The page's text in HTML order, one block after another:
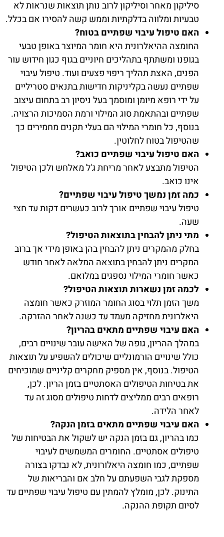
סיליקון מאחר וסיליקון לרוב נותן תוצאות שנראות לא
טבעיות ומלווה בדלקתיות וממש קשה להסירו אם בכלל.
האם טיפול עיבוי שפתיים בטוח?
החומצה ההיאלרונית היא חומר המיוצר באופן טבעי
בגופנו ומשתתף בתהליכים חיוניים בגוף כגון חידוש עור
הפנים, האצת תהליך ריפוי פצעים ועוד. טיפול עיבוי
שפתיים נעשה בקליניקות חדישות בתנאים סטריליים
על ידי רופא מיומן ומוסמך בעל ניסיון רב בתחום עיצוב
שפתיים ובהתאמת סוג המילוי ורמת הסמיכות הרצויה.
בנוסף, כל חומרי המילוי הם בעלי תקנים מחמירים כך
שהטיפול בטוח לחלוטין.
האם טיפול עיבוי שפתיים כואב?
הטיפול מתבצע לאחר מריחת ג'ל מאלחש ולכן הטיפול
אינו כואב.
כמה זמן נמשך טיפול עיבוי שפתיים?
טיפול עיבוי שפתיים אורך לרוב כעשרים דקות עד חצי
שעה.
מתי ניתן להבחין בתוצאות הטיפול?
בחלק מהמקרים ניתן להבחין בהן באופן מידי אך ברוב
המקרים ניתן להבחין בתוצאה המלאה לאחר חודש
כאשר חומרי המילוי נספגים במלואם.
לכמה זמן נשארות תוצאות הטיפול?
משך הזמן תלוי בסוג החומר המוזרק כאשר חומצה
היאלרונית מחזיקה מעמד עד כשנה לאחר ההזרקה.
האם עיבוי שפתיים מתאים בהריון?
במהלך ההריון, גופה של האישה עובר שינויים רבים,
כולל שינויים הורמונליים שיכולים להשפיע על תוצאות
הטיפול. בנוסף, אין מספיק מחקרים קליניים שמוכיחים
את בטיחות הטיפולים האסתטיים בזמן הריון. לכן,
רופאים רבים ממליצים לדחות טיפולים מסוג זה עד
לאחר הלידה.
האם עיבוי שפתיים מתאים בזמן הנקה?
כמו בהריון, גם בזמן הנקה יש לשקול את הבטיחות של
טיפולים אסתטיים. החומרים המשמשים לעיבוי
שפתיים, כמו חומצה היאלורונית, לא נבדקו בצורה
מספקת לגבי השפעתם על חלב אם והבריאות של
התינוק. לכן, מומלץ להמתין עם טיפול עיבוי שפתיים עד
לסיום תקופת ההנקה.